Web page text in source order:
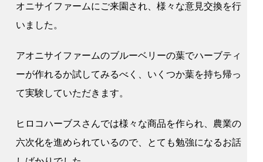
オニサイファームにご来園され、様々な意見交換を行
いました。
アオニサイファームのブルーベリーの葉でハーブティ
ーが作れるか試してみるべく、いくつか葉を持ち帰っ
て実験していただきます。
ヒロコハーブスさんでは様々な商品を作られ、農業の
六次化を進められているので、とても勉強になるお話